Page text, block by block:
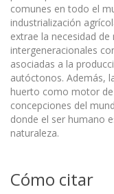
comunes en todo el
industrialización
extrae la necesidad
intergeneracionales
asociadas a la
autóctonos. Además,
huerto como motor
concepciones del
donde el ser humano
naturaleza.
Cómo citar